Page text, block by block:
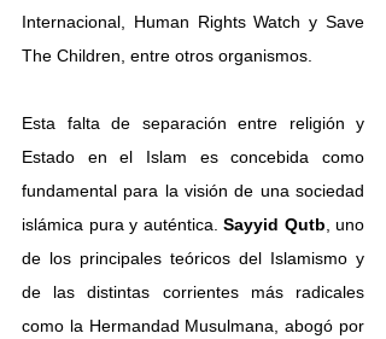
Internacional, Human Rights Watch y Save
The Children, entre otros organismos.
Esta falta de separación entre religión y
Estado en el Islam es concebida como
fundamental para la visión de una sociedad
islámica pura y auténtica. Sayyid Qutb , uno
de los principales teóricos del Islamismo y
de las distintas corrientes más radicales
como la Hermandad Musulmana, abogó por